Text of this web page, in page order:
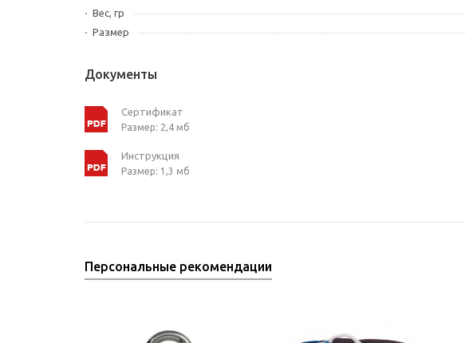
Вес, гр
Размер
Документы
Сертификат
Размер: 2,4 мб
Инструкция
Размер: 1,3 мб
Персональные рекомендации